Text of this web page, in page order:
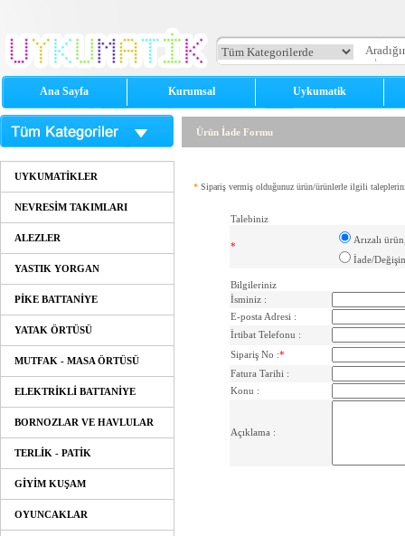
Ana Sayfa Kurumsal Uykumatik
UYKUMATİKLER
NEVRESİM TAKIMLARI
ALEZLER
YASTIK YORGAN
PİKE BATTANİYE
YATAK ÖRTÜSÜ
MUTFAK - MASA ÖRTÜSÜ
ELEKTRİKLİ BATTANİYE
BORNOZLAR VE HAVLULAR
TERLİK - PATİK
GİYİM KUŞAM
OYUNCAKLAR
Ürün İade Formu
* Sipariş vermiş olduğunuz ürün/ürünlerle ilgili
Talebiniz
*
Arızalı
İade/
Bilgileriniz
İsminiz :
E-posta Adresi :
İrtibat Telefonu :
Sipariş No :*
Fatura Tarihi :
Konu :
Açıklama :